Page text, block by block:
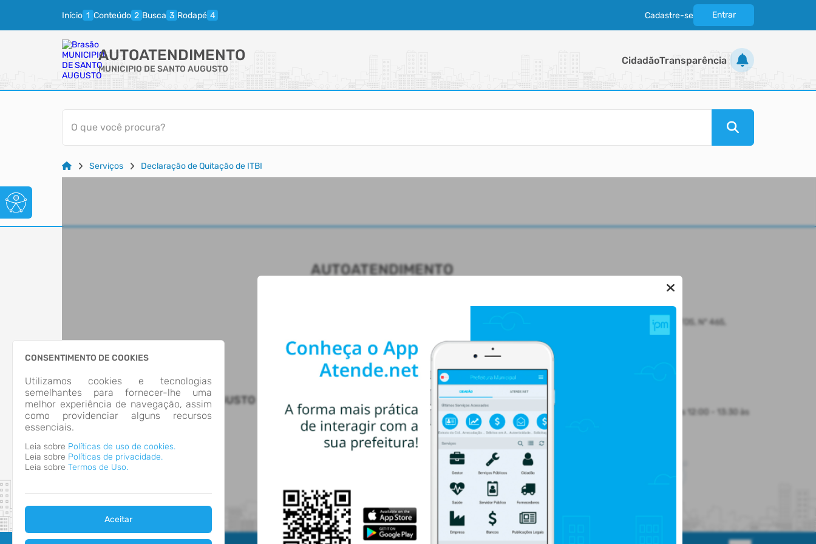
Início Conteúdo Busca Rodapé Cadastre-se Entrar
AUTOATENDIMENTO
MUNICIPIO DE SANTO AUGUSTO
CidadãoTransparência
O que você procura?
Serviços Declaração de Quitação de ITBI
CONSENTIMENTO DE COOKIES
Utilizamos cookies e tecnologias
semelhantes para fornecer-lhe uma
melhor experiência de navegação, assim
como providenciar alguns recursos
essenciais.
Leia sobre Políticas de uso de cookies.
Leia sobre Políticas de privacidade.
Leia sobre Termos de Uso.
Aceitar
MUNICIPIO DE SANTO AUGUSTO
AUTOATENDIMENTO
Transparência
LOCALIZAÇÃO
Rua CEL. JULIO PEREIRA DOS SANTOS, Nº 465,
Santo Augusto/
CEP: 98.590-000
(55) 3781-4361
(55) 3781-4361
ti@santoaugusto.rs.gov.br
Segunda-feira a Sexta-feira
8:30 às 12:00 - 13:30 às
17:00